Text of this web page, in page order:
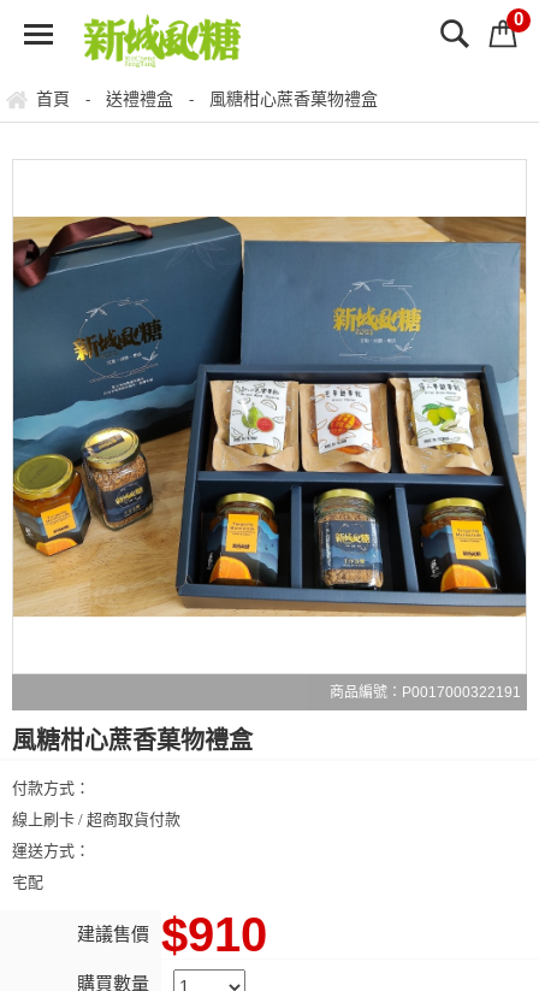
0
首頁 - 送禮禮盒 - 風糖柑心蔗香菓物禮盒
商品編號：P0017000322191
風糖柑心蔗香菓物禮盒
付款方式：
線上刷卡 / 超商取貨付款
運送方式：
宅配
建議售價 $910
購買數量